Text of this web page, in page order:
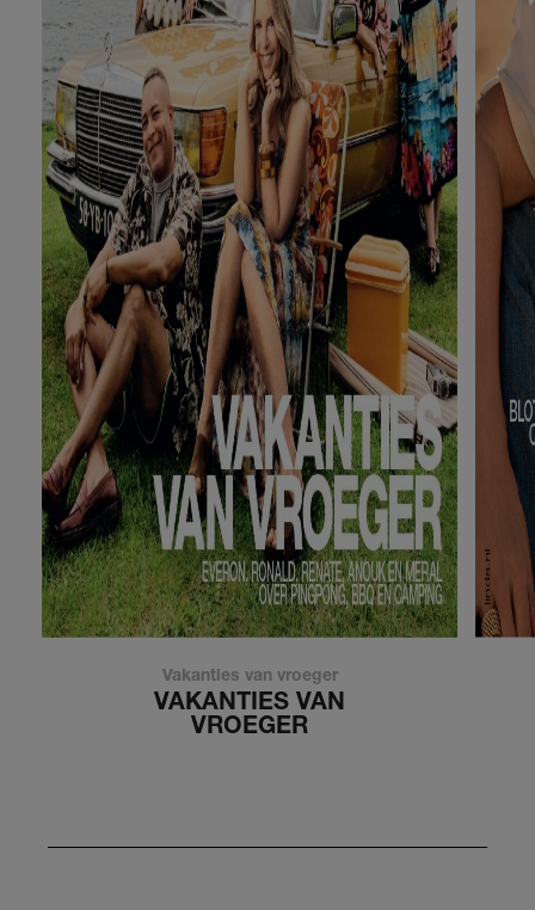
Vakanties van vroeger
VAKANTIES VAN
VROEGER